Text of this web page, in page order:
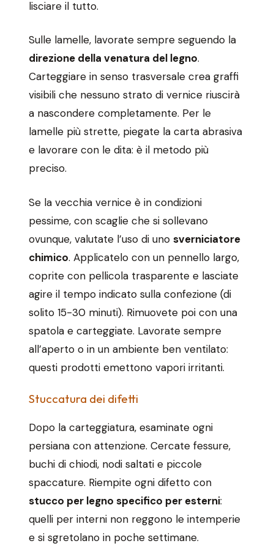
lisciare il tutto.
Sulle lamelle, lavorate sempre seguendo la
direzione della venatura del legno.
Carteggiare in senso trasversale crea graffi
visibili che nessuno strato di vernice riuscirà
a nascondere completamente. Per le
lamelle più strette, piegate la carta abrasiva
e lavorare con le dita: è il metodo più
preciso.
Se la vecchia vernice è in condizioni
pessime, con scaglie che si sollevano
ovunque, valutate l’uso di uno sverniciatore
chimico. Applicatelo con un pennello largo,
coprite con pellicola trasparente e lasciate
agire il tempo indicato sulla confezione (di
solito 15-30 minuti). Rimuovete poi con una
spatola e carteggiate. Lavorate sempre
all’aperto o in un ambiente ben ventilato:
questi prodotti emettono vapori irritanti.
Stuccatura dei difetti
Dopo la carteggiatura, esaminate ogni
persiana con attenzione. Cercate fessure,
buchi di chiodi, nodi saltati e piccole
spaccature. Riempite ogni difetto con
stucco per legno specifico per esterni:
quelli per interni non reggono le intemperie
e si sgretolano in poche settimane.